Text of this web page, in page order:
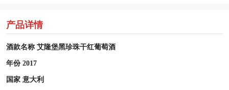
产品详情
酒款名称 艾隆堡黑珍珠干红葡萄酒
年份 2017
国家 意大利